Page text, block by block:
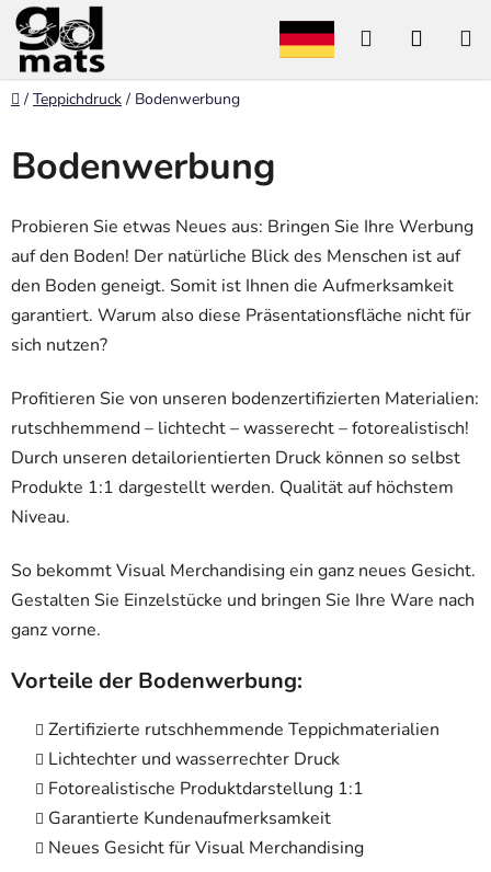
Zum
Inhalt
springen
Suchen
Startseite
/ Teppichdruck / Bodenwerbung
Bodenwerbung
Probieren Sie etwas Neues aus: Bringen Sie Ihre Werbung
auf den Boden! Der natürliche Blick des Menschen ist auf
den Boden geneigt. Somit ist Ihnen die Aufmerksamkeit
garantiert. Warum also diese Präsentationsfläche nicht für
sich nutzen?
Profitieren Sie von unseren bodenzertifizierten Materialien:
rutschhemmend – lichtecht – wasserecht – fotorealistisch!
Durch unseren detailorientierten Druck können so selbst
Produkte 1:1 dargestellt werden. Qualität auf höchstem
Niveau.
So bekommt Visual Merchandising ein ganz neues Gesicht.
Gestalten Sie Einzelstücke und bringen Sie Ihre Ware nach
ganz vorne.
Vorteile der Bodenwerbung:
Zertifizierte rutschhemmende Teppichmaterialien
Lichtechter und wasserrechter Druck
Fotorealistische Produktdarstellung 1:1
Garantierte Kundenaufmerksamkeit
Neues Gesicht für Visual Merchandising